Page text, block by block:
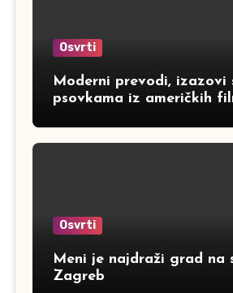
Osvrti
Moderni prevodi, izazovi
psovkama iz američkih
Osvrti
Meni je najdraži grad na
Zagreb